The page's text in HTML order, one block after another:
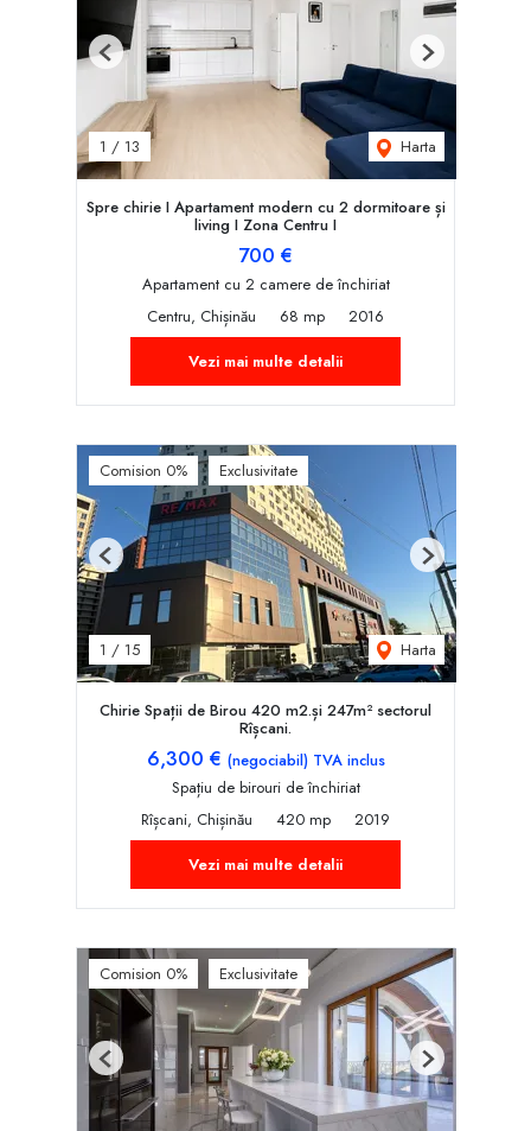
1 / 13 Harta
Previous Next
Spre chirie I Apartament modern cu 2 dormitoare și
living I Zona Centru I
700 €
Apartament cu 2 camere de închiriat
Centru, Chișinău
68 mp
2016
Vezi mai multe detalii
Comision 0% Exclusivitate
1 / 15 Harta
Previous Next
Chirie Spații de Birou 420 m2.și 247m² sectorul
Rîșcani.
6,300 € (negociabil) TVA inclus
Spațiu de birouri de închiriat
Rîșcani, Chișinău
420 mp
2019
Vezi mai multe detalii
Comision 0% Exclusivitate
Previous Next